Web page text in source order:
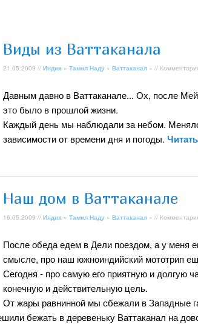
Виды из Ваттаканала
21.05.2009 // Индия » Тамил Наду » Ваттаканал » //
Давным давно в Ваттаканале... Ох, после
это было в прошлой жизни.
Каждый день мы наблюдали за небом.
зависимости от времени дня и погоды.
Наш дом в Ваттаканале
16.05.2009 // Индия » Тамил Наду » Ваттаканал » //
После обеда едем в Дели поездом, а у меня
смысле, про наш южноиндийский мототрип
Сегодня - про самую его приятную и долгую
конечную и действительную цель.
От жары равнинной мы сбежали в Западные
бежать в деревеньку Ваттаканал на